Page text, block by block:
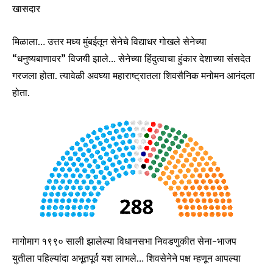
खासदार
मिळाला… उत्तर मध्य मुंबईतून सेनेचे विद्याधर गोखले सेनेच्या
“धनुष्यबाणावर” विजयी झाले… सेनेच्या हिंदुत्वाचा हुंकार देशाच्या संसदेत
गरजला होता. त्यावेळी अवघ्या महाराष्ट्रातला शिवसैनिक मनोमन आनंदला
होता.
मागोमाग १९९० साली झालेल्या विधानसभा निवडणुकीत सेना-भाजप
युतीला पहिल्यांदा अभूतपूर्व यश लाभले… शिवसेनेने पक्ष म्हणून आपल्या